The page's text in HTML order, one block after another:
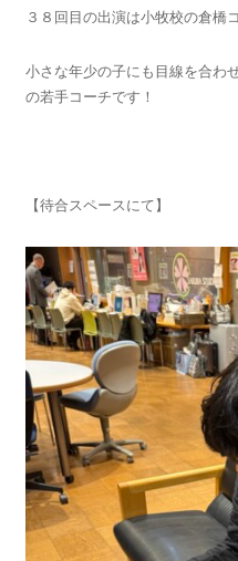
３８回目の出演は小牧校の倉橋
小さな年少の子にも目線を合わ
の若手コーチです！
【待合スペースにて】